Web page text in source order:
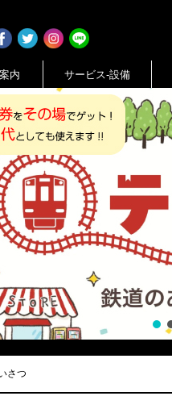
内 サービス-設備
さつ